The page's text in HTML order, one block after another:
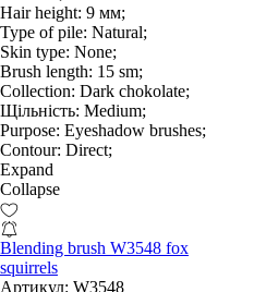
Hair height: 9 мм;
Type of pile: Natural;
Skin type: None;
Brush length: 15 sm;
Collection: Dark chokolate;
Щільність: Medium;
Purpose: Eyeshadow brushes;
Contour: Direct;
Expand
Collapse
Blending brush W3548 fox
squirrels
Артикул: W3548